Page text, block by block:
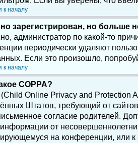
к началу
зарегистрирован, но больше
администратор по какой-то
периодически удаляют
Если это произошло,
к началу
COPPA?
Online Privacy and Protection
Штатов, требующий от
согласие родителей.
от
на конференции, или